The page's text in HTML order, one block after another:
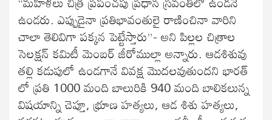
ఉండరు. ఎప్పుడైనా ప్రతిభావంతులై రాణించినా వారిని
చాలా తెలివిగా పక్కన పెట్టేస్తారు”- అని పిల్లల చిత్రాల
సెలక్షన్ కమిటీ మెంబర్ జీరోముల్లా అన్నారు. ఆడశిశువు
తల్లి కడుపులో ఉండగానే వివక్ష మొదలవుతుందని భారత్
లో ప్రతి 1000 మంది బాలురికి 940 మంది బాలికలున్న
విషయాన్ని చెప్తూ, భ్రూణ హత్యలు, ఆడ శిశు హత్యలు,